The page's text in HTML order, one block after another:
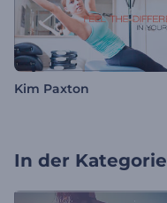
Kim Paxton
In der Kategorie